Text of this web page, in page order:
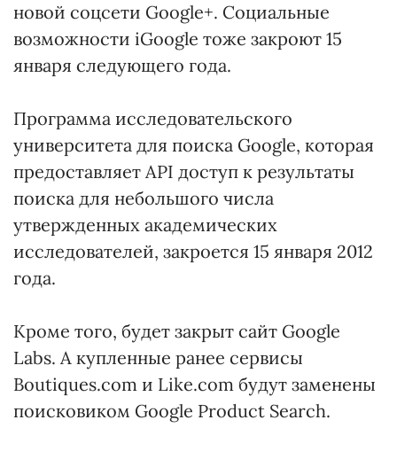
новой соцсети Google+. Социальные
возможности iGoogle тоже закроют 15
января следующего года.
Программа исследовательского
университета для поиска Google, которая
предоставляет API доступ к результаты
поиска для небольшого числа
утвержденных академических
исследователей, закроется 15 января 2012
года.
Кроме того, будет закрыт сайт Google
Labs. А купленные ранее сервисы
Boutiques.com и Like.com будут заменены
поисковиком Google Product Search.